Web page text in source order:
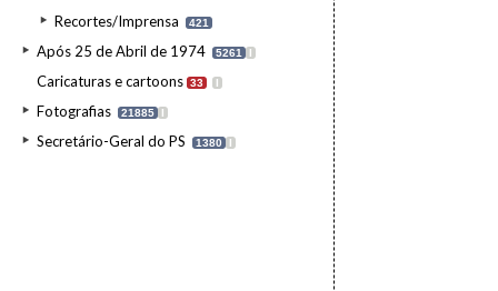
Recortes/Imprensa 421
Após 25 de Abril de 1974 5261 I
Caricaturas e cartoons 33 I
Fotografias 21885 I
Secretário-Geral do PS 1380 I